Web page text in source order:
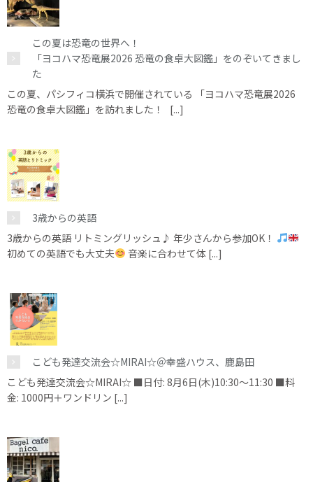
この夏は恐竜の世界へ！
「ヨコハマ恐竜展2026 恐竜の食卓大図鑑」をのぞいてきまし
た
この夏、パシフィコ横浜で開催されている 「ヨコハマ恐竜展2026
恐竜の食卓大図鑑」を訪れました！ [...]
3歳からの英語
3歳からの英語 リトミングリッシュ♪ 年少さんから参加OK！
初めての英語でも大丈夫
音楽に合わせて体 [...]
こども発達交流会☆MIRAI☆＠幸盛ハウス、鹿島田
こども発達交流会☆MIRAI☆ ■日付: 8月6日(木)10:30～11:30 ■料
金: 1000円＋ワンドリン [...]